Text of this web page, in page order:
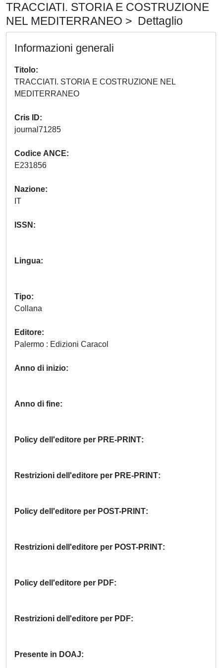
TRACCIATI. STORIA E COSTRUZIONE
NEL MEDITERRANEO > Dettaglio
Informazioni generali
Titolo
TRACCIATI. STORIA E COSTRUZIONE NEL
Cris ID
Codice ANCE
Nazione
ISSN
Lingua
Tipo
Collana
Editore
Anno di inizio
Anno di fine
Policy dell'editore per PRE-PRINT
Restrizioni dell'editore per PRE-PRINT
Policy dell'editore per POST-PRINT
Restrizioni dell'editore per POST-PRINT
Policy dell'editore per PDF
Restrizioni dell'editore per PDF
Presente in DOAJ